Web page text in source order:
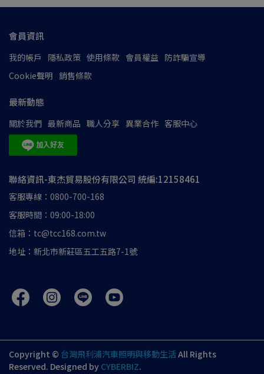
會員資訊
我的帳戶 隱私政策 使用條款 會員權益 防詐騙宣導
Cookie聲明 銷售條款
最新動態
關於我們 最新商品 職人分享 異業合作 客服中心
聯絡資訊-東杰貿易股份有限公司 統編:12158461
客服專線：0800-700-168
客服時間：09:00-18:00
信箱：tc@tcc168.com.tw
地址：新北市新莊區五工五路7-1號
Copyright © 台灣飛利浦汽車照明與移動生活All Rights
Reserved. Designed by CYBERBIZ.